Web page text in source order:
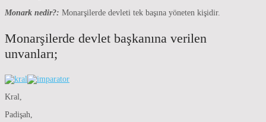
Monark nedir?: Monarşilerde devleti tek başına yöneten kişidir.
Monarşilerde devlet başkanına verilen
unvanları;
Kral,
Padişah,